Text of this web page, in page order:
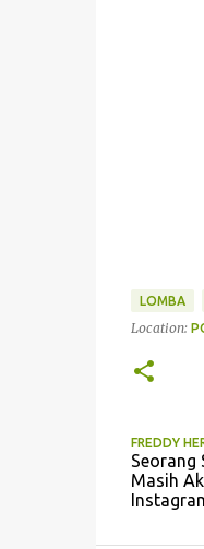
LOMBA
Location:
FREDDY
Seorang
Masih